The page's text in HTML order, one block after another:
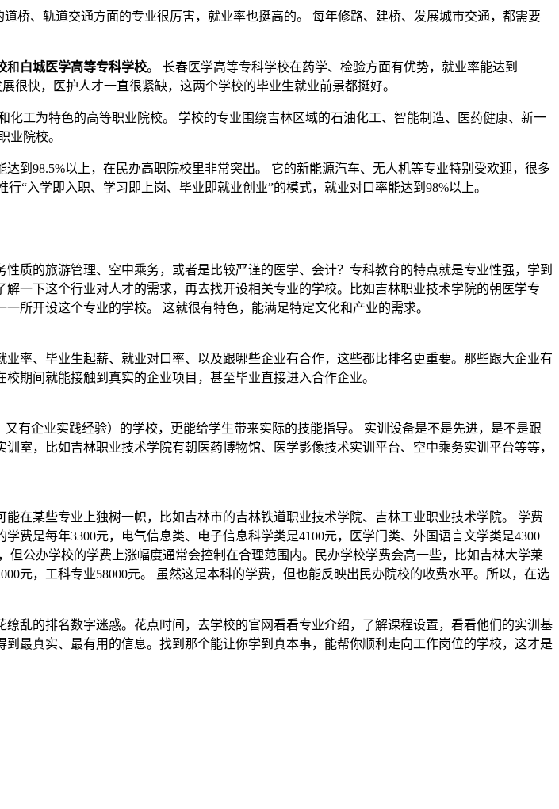
桥、轨道交通方面的专业很厉害，就业率也挺高的。 每年修路、建桥、发展城市交通，都需要
和 白城医学高等专科学校。 长春医学高等专科学校在药学、检验方面有优势，就业率能达到
很快，医护人才一直很紧缺，这两个学校的毕业生就业前景都挺好。
化工为特色的高等职业院校。 学校的专业围绕吉林区域的石油化工、智能制造、医药健康、新一
业院校。
达到98.5%以上，在民办高职院校里非常突出。 它的新能源汽车、无人机等专业特别受欢迎，很多
“入学即入职、学习即上岗、毕业即就业创业”的模式，就业对口率能达到98%以上。
质的旅游管理、空中乘务，或者是比较严谨的医学、会计？专科教育的特点就是专业性强，学到
一下这个行业对人才的需求，再去找开设相关专业的学校。比如吉林职业技术学院的朝医学专
所开设这个专业的学校。 这就很有特色，能满足特定文化和产业的需求。
率、毕业生起薪、就业对口率、以及跟哪些企业有合作，这些都比排名更重要。那些跟大企业有
期间就能接触到真实的企业项目，甚至毕业直接进入合作企业。
有企业实践经验）的学校，更能给学生带来实际的技能指导。 实训设备是不是先进，是不是跟
室，比如吉林职业技术学院有朝医药博物馆、医学影像技术实训平台、空中乘务实训平台等等，
在某些专业上独树一帜，比如吉林市的吉林铁道职业技术学院、吉林工业职业技术学院。 学费
费是每年3300元，电气信息类、电子信息科学类是4100元，医学门类、外国语言文学类是4300
公办学校的学费上涨幅度通常会控制在合理范围内。民办学校学费会高一些，比如吉林大学莱
元，工科专业58000元。 虽然这是本科的学费，但也能反映出民办院校的收费水平。所以，在选
乱的排名数字迷惑。花点时间，去学校的官网看看专业介绍，了解课程设置，看看他们的实训基
最真实、最有用的信息。找到那个能让你学到真本事，能帮你顺利走向工作岗位的学校，这才是